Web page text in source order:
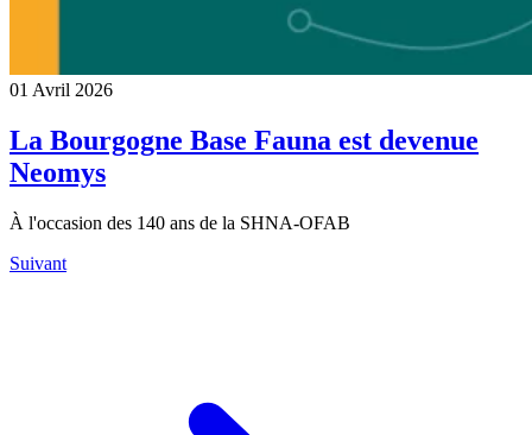
01 Avril 2026
La Bourgogne Base Fauna est devenue
Neomys
À l'occasion des 140 ans de la SHNA-OFAB
Suivant